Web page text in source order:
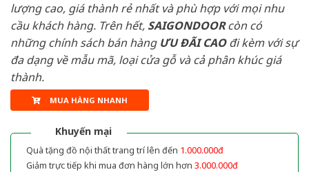
lượng cao, giá thành rẻ nhất và phù hợp với mọi nhu
cầu khách hàng. Trên hết, SAIGONDOORcòn có
những chính sách bán hàng ƯU ĐÃI CAOđi kèm với sự
đa dạng về mẫu mã, loại cửa gỗ và cả phân khúc giá
thành.
MUA HÀNG NHANH
Khuyến mại
Quà tặng đồ nội thất trang trí lên đến 1.000.000đ
Giảm trực tiếp khi mua đơn hàng lớn hơn 3.000.000đ